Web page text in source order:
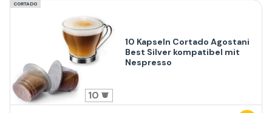
CORTADO
10
10 Kapseln Cortado Agostani
Best Silver kompatibel mit
Nespresso